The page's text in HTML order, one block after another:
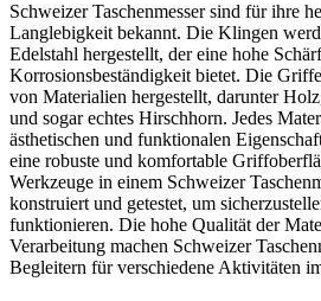
Schweizer Taschenmesser sind für ihre
Langlebigkeit bekannt. Die Klingen
Edelstahl hergestellt, der eine hohe
Korrosionsbeständigkeit bietet. Die
von Materialien hergestellt, darunter
und sogar echtes Hirschhorn. Jedes
ästhetischen und funktionalen
eine robuste und komfortable
Werkzeuge in einem Schweizer
konstruiert und getestet, um
funktionieren. Die hohe Qualität der
Verarbeitung machen Schweizer
Begleitern für verschiedene Aktivitäten